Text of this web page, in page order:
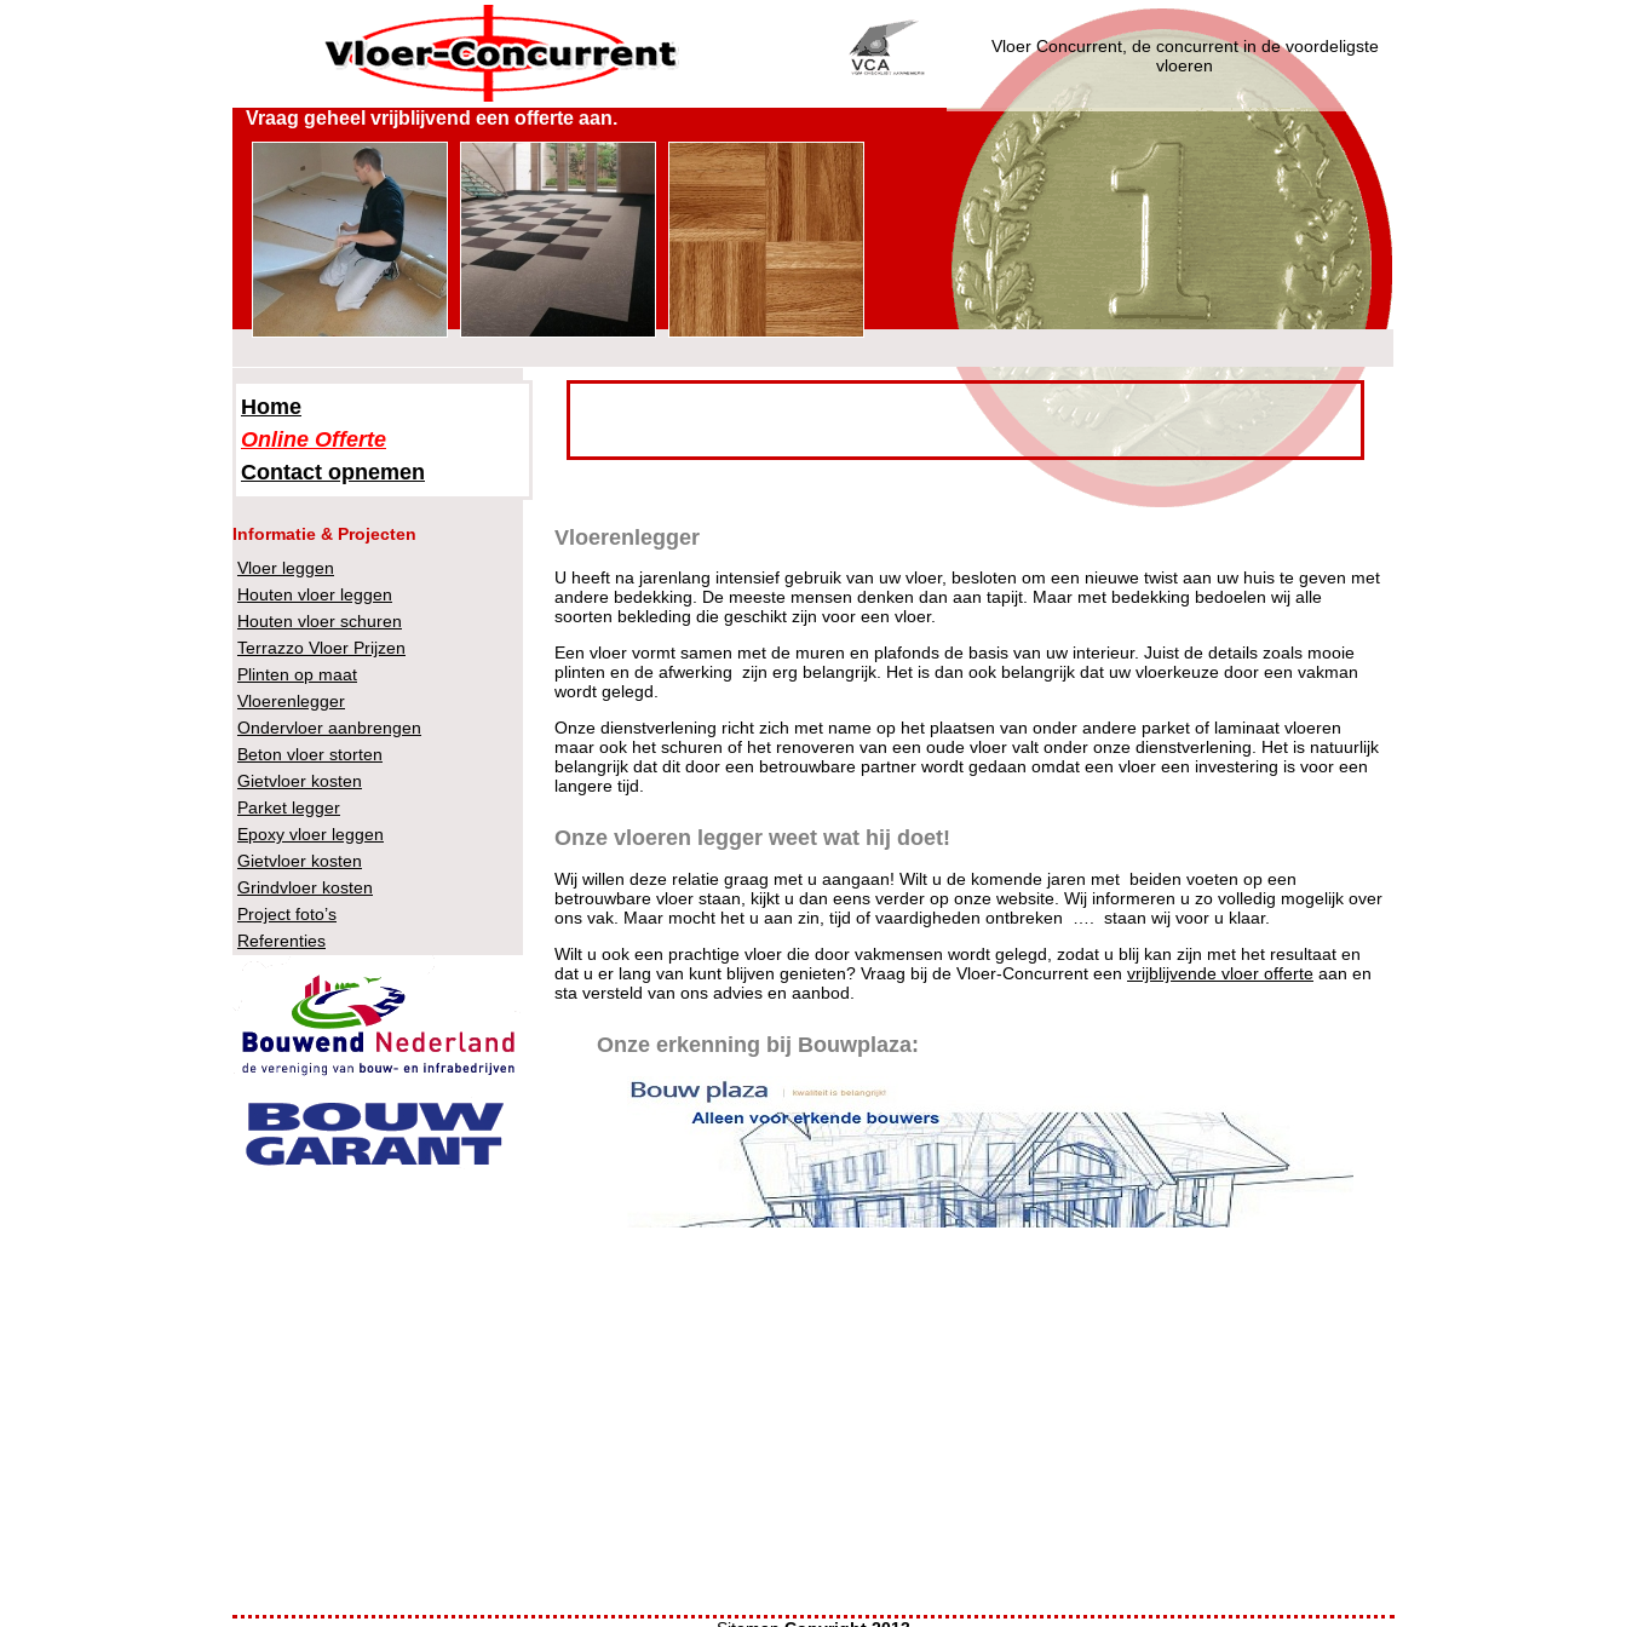
Vloer Concurrent, de concurrent in de voordeligste
vloeren
Vraag geheel vrijblijvend een offerte aan.
Vloerenlegger
U heeft na jarenlang intensief gebruik van uw vloer, besloten om een nieuwe twist aan uw huis te geven met
andere bedekking. De meeste mensen denken dan aan tapijt. Maar met bedekking bedoelen wij alle
soorten bekleding die geschikt zijn voor een vloer.
Een vloer vormt samen met de muren en plafonds de basis van uw interieur. Juist de details zoals mooie
plinten en de afwerking zijn erg belangrijk. Het is dan ook belangrijk dat uw vloerkeuze door een vakman
wordt gelegd.
Onze dienstverlening richt zich met name op het plaatsen van onder andere parket of laminaat vloeren
maar ook het schuren of het renoveren van een oude vloer valt onder onze dienstverlening. Het is natuurlijk
belangrijk dat dit door een betrouwbare partner wordt gedaan omdat een vloer een investering is voor een
langere tijd.
Onze vloeren legger weet wat hij doet!
Wij willen deze relatie graag met u aangaan! Wilt u de komende jaren met beiden voeten op een
betrouwbare vloer staan, kijkt u dan eens verder op onze website. Wij informeren u zo volledig mogelijk over
ons vak. Maar mocht het u aan zin, tijd of vaardigheden ontbreken …. staan wij voor u klaar.
Wilt u ook een prachtige vloer die door vakmensen wordt gelegd, zodat u blij kan zijn met het resultaat en
dat u er lang van kunt blijven genieten? Vraag bij de Vloer-Concurrent een vrijblijvende vloer offerte aan en
sta versteld van ons advies en aanbod.
Onze erkenning bij Bouwplaza:
Home
Online Offerte
Contact opnemen
Informatie & Projecten
Vloer leggen
Houten vloer leggen
Houten vloer schuren
Terrazzo Vloer Prijzen
Plinten op maat
Vloerenlegger
Ondervloer aanbrengen
Beton vloer storten
Gietvloer kosten
Parket legger
Epoxy vloer leggen
Gietvloer kosten
Grindvloer kosten
Project foto’s
Referenties